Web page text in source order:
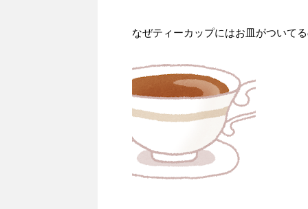
なぜティーカップにはお皿がついて